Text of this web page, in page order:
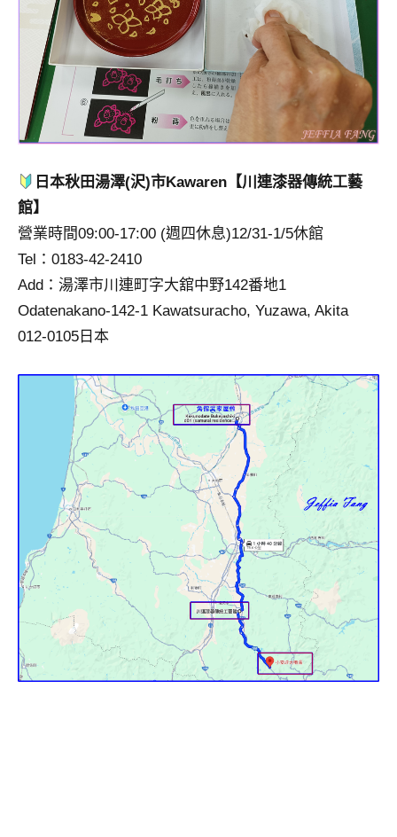
日本秋田湯澤(沢)市Kawaren【川連漆器傳統工藝
館】
營業時間09:00-17:00 (週四休息)12/31-1/5休館
Tel：0183-42-2410
Add：湯澤市川連町字大舘中野142番地1
Odatenakano-142-1 Kawatsuracho, Yuzawa, Akita
012-0105日本